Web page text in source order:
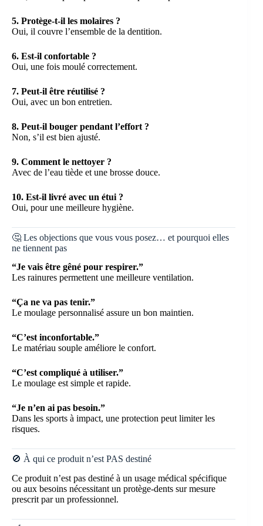
5. Protège-t-il les molaires ?
Oui, il couvre l’ensemble de la dentition.
6. Est-il confortable ?
Oui, une fois moulé correctement.
7. Peut-il être réutilisé ?
Oui, avec un bon entretien.
8. Peut-il bouger pendant l’effort ?
Non, s’il est bien ajusté.
9. Comment le nettoyer ?
Avec de l’eau tiède et une brosse douce.
10. Est-il livré avec un étui ?
Oui, pour une meilleure hygiène.
🤔 Les objections que vous vous posez… et pourquoi elles
ne tiennent pas
“Je vais être gêné pour respirer.”
Les rainures permettent une meilleure ventilation.
“Ça ne va pas tenir.”
Le moulage personnalisé assure un bon maintien.
“C’est inconfortable.”
Le matériau souple améliore le confort.
“C’est compliqué à utiliser.”
Le moulage est simple et rapide.
“Je n’en ai pas besoin.”
Dans les sports à impact, une protection peut limiter les
risques.
🚫 À qui ce produit n’est PAS destiné
Ce produit n’est pas destiné à un usage médical spécifique
ou aux besoins nécessitant un protège-dents sur mesure
prescrit par un professionnel.